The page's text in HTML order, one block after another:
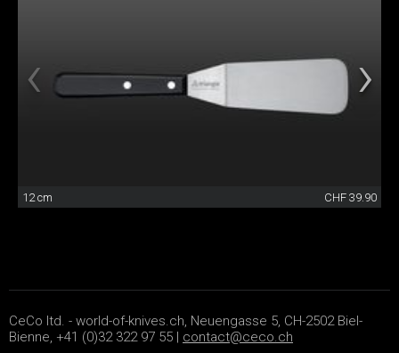
12 cm CHF 39.90
CeCo ltd. - world-of-knives.ch, Neuengasse 5, CH-2502 Biel-
Bienne, +41 (0)32 322 97 55 | contact@ceco.ch